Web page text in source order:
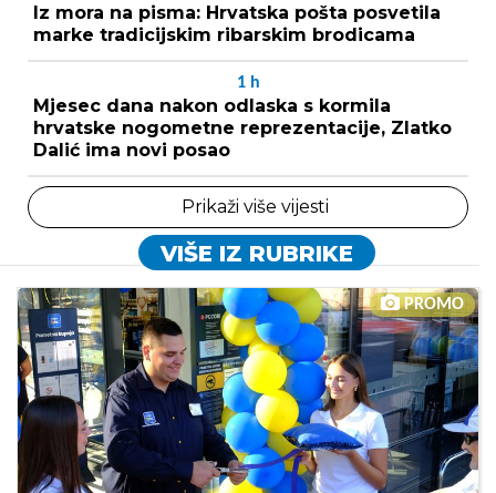
Iz mora na pisma: Hrvatska pošta posvetila
marke tradicijskim ribarskim brodicama
1 h
Mjesec dana nakon odlaska s kormila
hrvatske nogometne reprezentacije, Zlatko
Dalić ima novi posao
Prikaži više vijesti
VIŠE IZ RUBRIKE
PROMO